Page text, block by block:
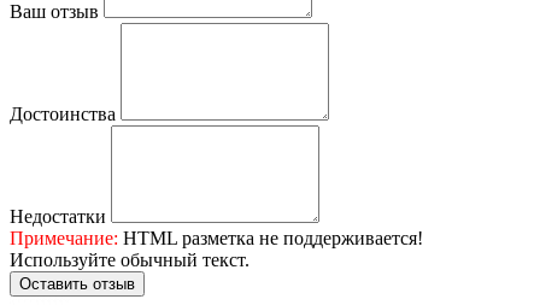
Ваш отзыв
Достоинства
Недостатки
Примечание: HTML разметка не поддерживается!
Используйте обычный текст.
Оставить отзыв